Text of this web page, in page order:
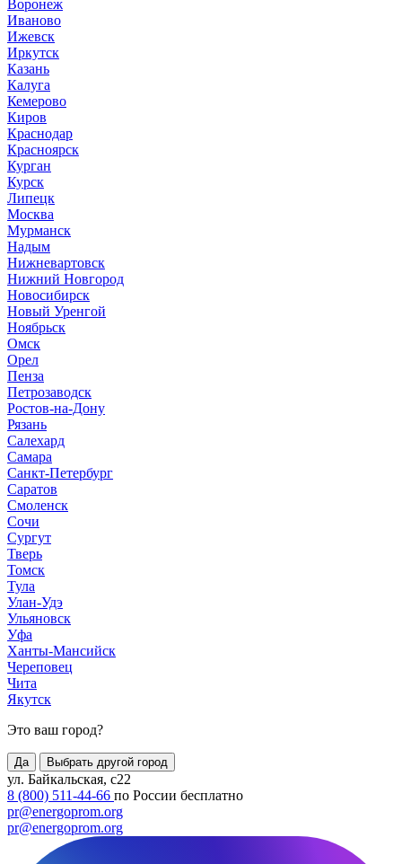
Воронеж
Иваново
Ижевск
Иркутск
Казань
Калуга
Кемерово
Киров
Краснодар
Красноярск
Курган
Курск
Липецк
Москва
Мурманск
Надым
Нижневартовск
Нижний Новгород
Новосибирск
Новый Уренгой
Ноябрьск
Омск
Орел
Пенза
Петрозаводск
Ростов-на-Дону
Рязань
Салехард
Самара
Санкт-Петербург
Саратов
Смоленск
Сочи
Сургут
Тверь
Томск
Тула
Улан-Удэ
Ульяновск
Уфа
Ханты-Мансийск
Череповец
Чита
Якутск
Это ваш город?
Да Выбрать другой город
ул. Байкальская, с22
8 (800) 511-44-66 по России бесплатно
pr@energoprom.org
pr@energoprom.org